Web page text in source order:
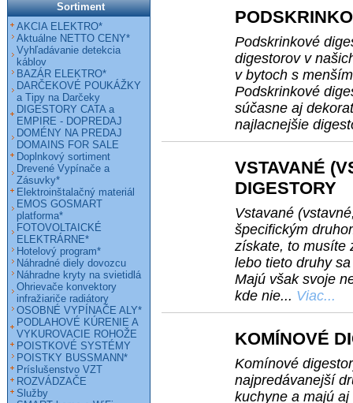
Podskrinkové
digestorov v
v bytoch s
Podskrinkové
súčasne aj
najlacnejšie
VSTAVANÉ
DIGESTORY
Vstavané
špecifickým
získate, to musíte
lebo tieto druhy
Majú však svoje
kde nie... Viac...
KOMÍNOVÉ
Komínové
najpredávanejší
kuchyne a majú
Sortiment
AKCIA ELEKTRO*
Aktuálne NETTO CENY*
Vyhľadávanie detekcia
káblov
BAZÁR ELEKTRO*
DARČEKOVÉ POUKÁŽKY
a Tipy na Darčeky
DIGESTORY CATA a
EMPIRE - DOPREDAJ
DOMÉNY NA PREDAJ
DOMAINS FOR SALE
Doplnkový sortiment
Drevené Vypínače a
Zásuvky*
Elektroinštalačný materiál
EMOS GOSMART
platforma*
FOTOVOLTAICKÉ
ELEKTRÁRNE*
Hotelový program*
Náhradné diely dovozcu
Náhradne kryty na svietidlá
Ohrievače konvektory
infražiariče radiátory
OSOBNÉ VYPÍNAČE ALY*
PODLAHOVÉ KÚRENIE A
VYKUROVACIE ROHOŽE
POISTKOVÉ SYSTÉMY
POISTKY BUSSMANN*
Príslušenstvo VZT
ROZVÁDZAČE
Služby